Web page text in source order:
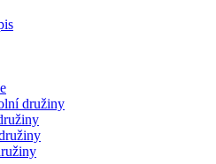
družiny